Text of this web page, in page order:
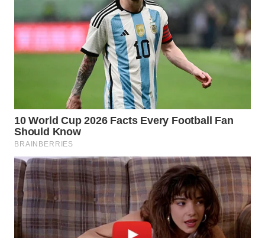
WAHANA
SPORT
WAHANA
WAHANA
PERSONA
WAHANA
OTOMOTIF
WAHANA